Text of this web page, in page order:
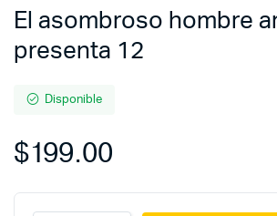
El asombroso hombre
presenta 12
Disponible
$199.00